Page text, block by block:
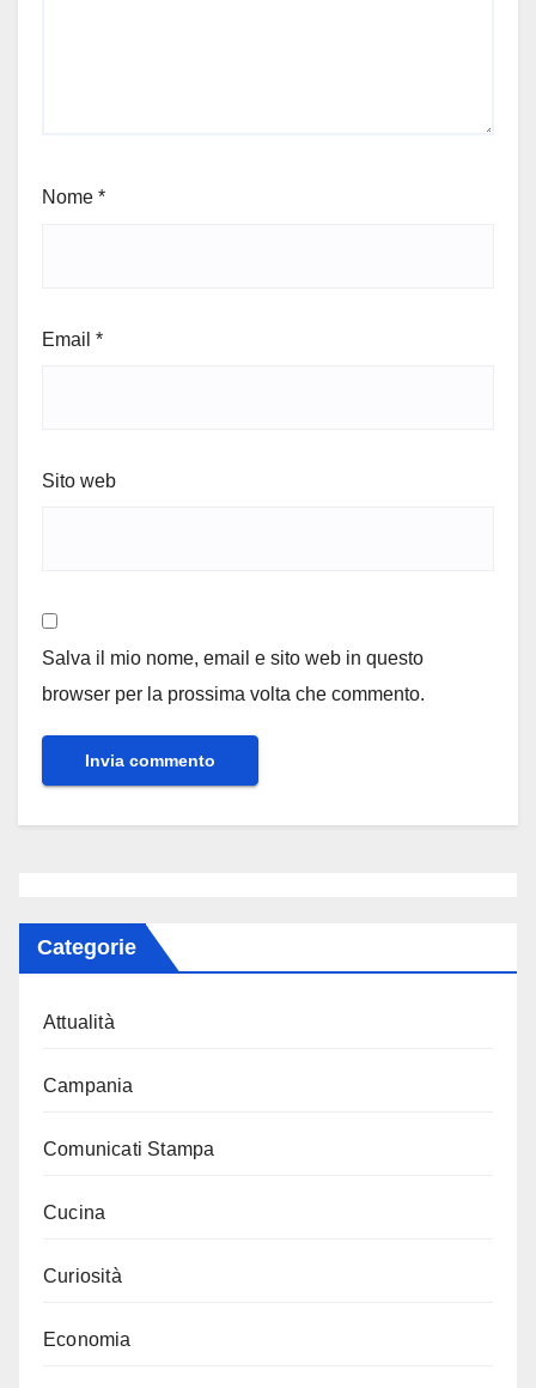
Nome *
Email *
Sito web
Salva il mio nome, email e sito web in questo
browser per la prossima volta che commento.
Categorie
Attualità
Campania
Comunicati Stampa
Cucina
Curiosità
Economia